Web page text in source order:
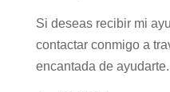
Si deseas recibir mi
contactar conmigo a
encantada de ayudarte.